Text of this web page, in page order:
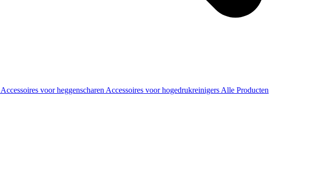
Accessoires voor heggenscharen Accessoires voor hogedrukreinigers Alle Producten